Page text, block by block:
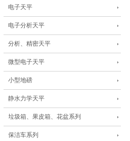
电子天平
电子分析天平
分析、精密天平
微型电子天平
小型地磅
静水力学天平
垃圾箱、果皮箱、花盆系列
保洁车系列